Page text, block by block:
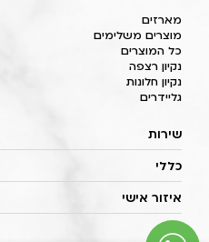
מארזים
מוצרים משלימים
כל המוצרים
נקיון רצפה
נקיון חלונות
גליידרים
שירות
כללי
איזור אישי